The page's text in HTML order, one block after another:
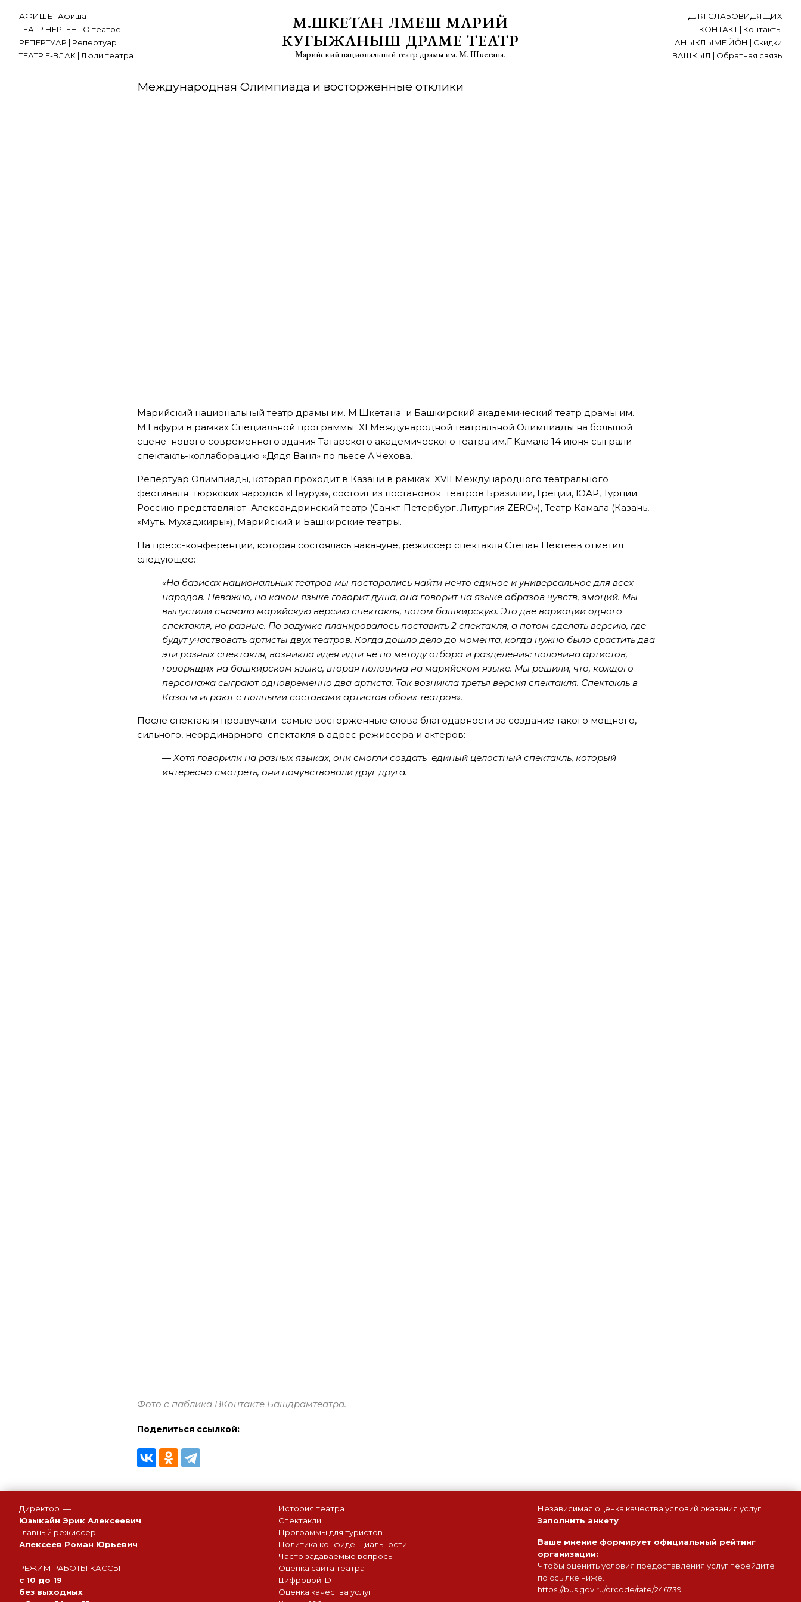
АФИШЕ | Афиша
ТЕАТР НЕРГЕН | О театре
РЕПЕРТУАР | Репертуар
ТЕАТР ЕҤ-ВЛАК | Люди театра
М.ШКЕТАН ЛӰМЕШ МАРИЙ
КУГЫЖАНЫШ ДРАМЕ ТЕАТР
Марийский национальный театр драмы им. М. Шкетана.
ДЛЯ СЛАБОВИДЯЩИХ
КОНТАКТ | Контакты
АНЫКЛЫМЕ ЙӦН | Скидки
ВАШКЫЛ | Обратная связь
Международная Олимпиада и восторженные отклики
Марийский национальный театр драмы им. М.Шкетана и Башкирский академический театр драмы им.
М.Гафури в рамках Специальной программы XI Международной театральной Олимпиады на большой
сцене нового современного здания Татарского академического театра им.Г.Камала 14 июня сыграли
спектакль-коллаборацию «Дядя Ваня» по пьесе А.Чехова.
Репертуар Олимпиады, которая проходит в Казани в рамках XVII Международного театрального
фестиваля тюркских народов «Науруз», состоит из постановок театров Бразилии, Греции, ЮАР, Турции.
Россию представляют Александринский театр (Санкт-Петербург, Литургия ZERO»), Театр Камала (Казань,
«Муть. Мухаджиры»), Марийский и Башкирские театры.
На пресс-конференции, которая состоялась накануне, режиссер спектакля Степан Пектеев отметил
следующее:
«На базисах национальных театров мы постарались найти нечто единое и универсальное для всех
народов. Неважно, на каком языке говорит душа, она говорит на языке образов чувств, эмоций. Мы
выпустили сначала марийскую версию спектакля, потом башкирскую. Это две вариации одного
спектакля, но разные. По задумке планировалось поставить 2 спектакля, а потом сделать версию, где
будут участвовать артисты двух театров. Когда дошло дело до момента, когда нужно было срастить два
эти разных спектакля, возникла идея идти не по методу отбора и разделения: половина артистов,
говорящих на башкирском языке, вторая половина на марийском языке. Мы решили, что, каждого
персонажа сыграют одновременно два артиста. Так возникла третья версия спектакля. Спектакль в
Казани играют с полными составами артистов обоих театров».
После спектакля прозвучали самые восторженные слова благодарности за создание такого мощного,
сильного, неординарного спектакля в адрес режиссера и актеров:
— Хотя говорили на разных языках, они смогли создать единый целостный спектакль, который
интересно смотреть, они почувствовали друг друга.
Фото с паблика ВКонтакте Башдрамтеатра.
Поделиться ссылкой:
Директор —
Юзыкайн Эрик Алексеевич
Главный режиссер —
Алексеев Роман Юрьевич
РЕЖИМ РАБОТЫ КАССЫ:
с 10 до 19
без выходных
История театра
Спектакли
Программы для туристов
Политика конфиденциальности
Часто задаваемые вопросы
Оценка сайта театра
Цифровой ID
Оценка качества услуг
Независимая оценка качества условий оказания услуг
Заполнить анкету
Ваше мнение формирует официальный рейтинг
организации:
Чтобы оценить условия предоставления услуг перейдите
по ссылке ниже.
https://bus.gov.ru/qrcode/rate/246739